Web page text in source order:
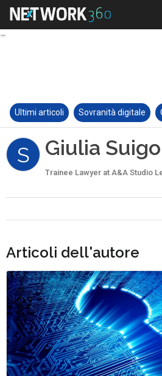
Ultimi articoli Sovranità digitale
S Giulia Suigo
Trainee Lawyer at A&A Studio
Articoli dell'autore